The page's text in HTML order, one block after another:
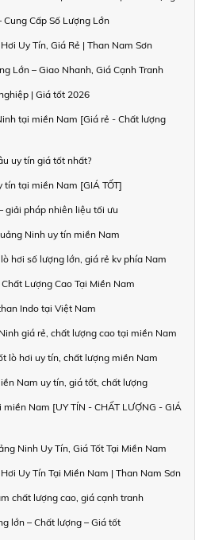
Cung Cấp Số Lượng Lớn
Uy Tín, Giá Rẻ | Than Nam Sơn
Lớn – Giao Nhanh, Giá Cạnh Tranh
| Giá tốt 2026
tại miền Nam [Giá rẻ - Chất lượng
uy tín giá tốt nhất?
tại miền Nam [GIÁ TỐT]
giải pháp nhiên liệu tối ưu
Ninh uy tín miền Nam
hơi số lượng lớn, giá rẻ kv phía Nam
Lượng Cao Tại Miền Nam
Indo tại Việt Nam
giá rẻ, chất lượng cao tại miền Nam
lò hơi uy tín, chất lượng miền Nam
Nam uy tín, giá tốt, chất lượng
Nam [UY TÍN - CHẤT LƯỢNG - GIÁ
Ninh Uy Tín, Giá Tốt Tại Miền Nam
Uy Tín Tại Miền Nam | Than Nam Sơn
chất lượng cao, giá cạnh tranh
lớn – Chất lượng – Giá tốt